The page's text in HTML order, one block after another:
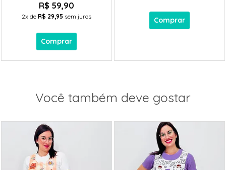
R$ 59,90
2x de R$ 29,95 sem juros
Comprar
Comprar
Você também deve gostar